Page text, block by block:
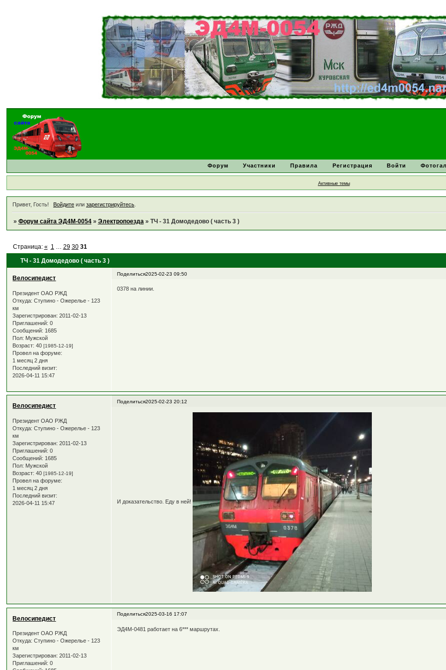
Форум Участники Правила Регистрация Войти
Активные темы
Привет, Гость! Войдитеили зарегистрируйтесь.
» Форум сайта ЭД4М-0054 » Электропоезда » ТЧ - 31 Домодедово ( часть 3 )
ТЧ - 31 Домодедово ( часть 3 )
Страница: « 1 29 30 31
Поделиться2025-02-23 09:50
Велосипедист
Президент ОАО РЖД
Откуда: Ступино - Ожерелье - 123
км
Зарегистрирован: 2011-02-13
Приглашений: 0
Сообщений: 1685
Пол: Мужской
Возраст: 40[1985-12-19]
Провел на форуме:
1 месяц 2 дня
Последний визит:
2026-04-11 15:47
0378 на линии.
Поделиться2025-02-23 20:12
Велосипедист
Президент ОАО РЖД
Откуда: Ступино - Ожерелье - 123
км
Зарегистрирован: 2011-02-13
Приглашений: 0
Сообщений: 1685
Пол: Мужской
Возраст: 40[1985-12-19]
Провел на форуме:
1 месяц 2 дня
Последний визит:
2026-04-11 15:47
И доказательство. Еду в ней!
Поделиться2025-03-16 17:07
Велосипедист
Президент ОАО РЖД
Откуда: Ступино - Ожерелье - 123
км
Зарегистрирован: 2011-02-13
Приглашений: 0
ЭД4М-0481 работает на 6*** маршрутах.